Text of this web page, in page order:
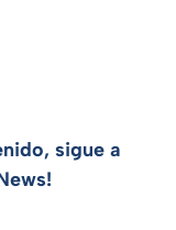
sigue a